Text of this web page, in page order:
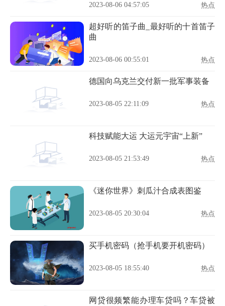
2023-08-06 04:57:05 热点
超好听的笛子曲_最好听的十首笛子
曲
2023-08-06 00:55:01 热点
德国向乌克兰交付新一批军事装备
2023-08-05 22:11:09 热点
科技赋能大运 大运元宇宙“上新”
2023-08-05 21:53:49 热点
《迷你世界》刺瓜汁合成表图鉴
2023-08-05 20:30:04 热点
买手机密码（抢手机要开机密码）
2023-08-05 18:55:40 热点
网贷很频繁能办理车贷吗？车贷被